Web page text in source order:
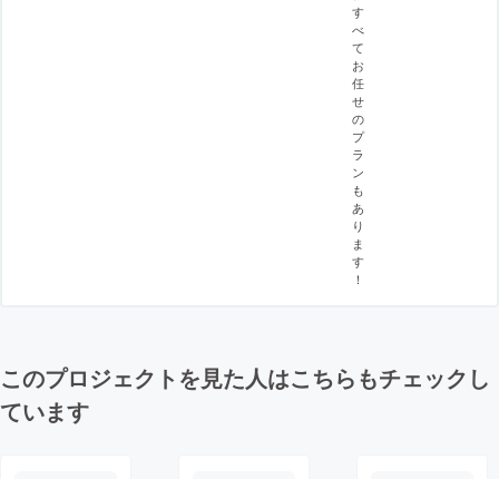
す
べ
て
お
任
せ
の
プ
ラ
ン
も
あ
り
ま
す
！
このプロジェクトを見た人はこちらもチェックし
ています